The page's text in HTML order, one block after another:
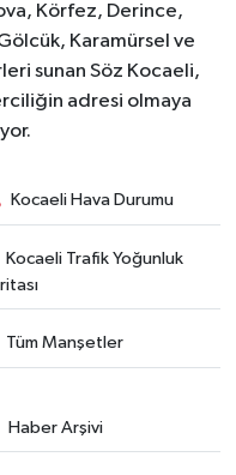
Körfez, Derince,
Karamürsel ve
sunan Söz Kocaeli,
adresi olmaya
Kocaeli Hava Durumu
Kocaeli Trafik Yoğunluk
Tüm Manşetler
Haber Arşivi